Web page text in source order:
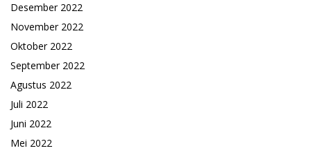
Desember 2022
November 2022
Oktober 2022
September 2022
Agustus 2022
Juli 2022
Juni 2022
Mei 2022